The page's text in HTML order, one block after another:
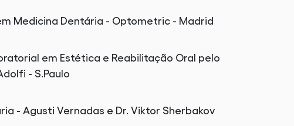
Medicina Dentária - Optometric - Madrid
em Estética e Reabilitação Oral pelo
- S.Paulo
- Agusti Vernadas e Dr. Viktor Sherbakov